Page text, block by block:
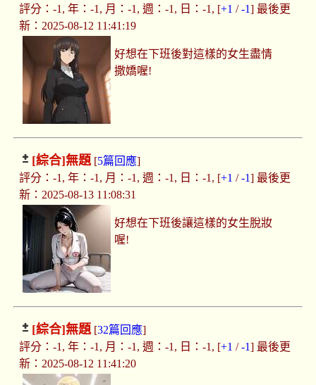
評分：-1, 年：-1, 月：-1, 週：-1, 日：-1, [+1 /-1] 最後更
新：2025-08-12 11:41:19
好想在下班後對這樣的女生盡情
撒嬌喔!
[綜合]無題[5篇回應]
評分：-1, 年：-1, 月：-1, 週：-1, 日：-1, [+1 /-1] 最後更
新：2025-08-13 11:08:31
好想在下班後讓這樣的女生脫妝
喔!
[綜合]無題[32篇回應]
評分：-1, 年：-1, 月：-1, 週：-1, 日：-1, [+1 /-1] 最後更
新：2025-08-12 11:41:20